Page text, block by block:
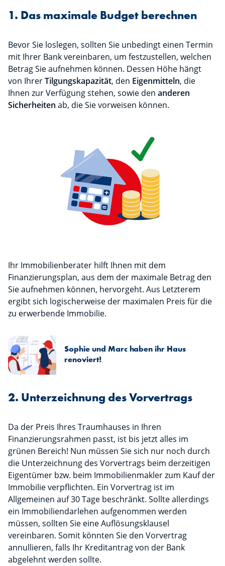
1. Das maximale Budget berechnen
Bevor Sie loslegen, sollten Sie unbedingt einen Termin
mit Ihrer Bank vereinbaren, um festzustellen, welchen
Betrag Sie aufnehmen können. Dessen Höhe hängt
von IhrerTilgungskapazität, den Eigenmitteln, die
Ihnen zur Verfügung stehen, sowie den anderen
Sicherheiten ab, die Sie vorweisen können.
Ihr Immobilienberater hilft Ihnen mit dem
Finanzierungsplan, aus dem der maximale Betrag den
Sie aufnehmen können, hervorgeht. Aus Letzterem
ergibt sich logischerweise der maximalen Preis für die
zu erwerbende Immobilie.
Sophie und Marc haben ihr Haus
renoviert!
2. Unterzeichnung des Vorvertrags
Da der Preis Ihres Traumhauses in Ihren
Finanzierungsrahmen passt, ist bis jetzt alles im
grünen Bereich! Nun müssen Sie sich nur noch durch
die Unterzeichnung des Vorvertrags beim derzeitigen
Eigentümer bzw. beim Immobilienmakler zum Kauf der
Immobilie verpflichten. Ein Vorvertrag ist im
Allgemeinen auf 30 Tage beschränkt. Sollte allerdings
ein Immobiliendarlehen aufgenommen werden
müssen, sollten Sie eine Auflösungsklausel
vereinbaren. Somit könnten Sie den Vorvertrag
annullieren, falls Ihr Kreditantrag von der Bank
abgelehnt werden sollte.